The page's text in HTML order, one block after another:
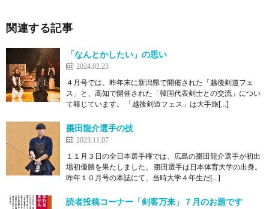
関連する記事
「なんとかしたい」の思い
2024.02.23
４月号では、昨年末に新潟県で開催された「越後剣道フェ
ス」と、高知で開催された「韓国代表剣士との交流」につい
て報じています。 「越後剣道フェス」は大手旅[…]
棗田龍介選手の技
2023.11.07
１１月３日の全日本選手権では、広島の棗田龍介選手が初出
場初優勝を果たしました。 棗田選手は日本体育大学の出身。
昨年１０月号の本誌にて、当時大学４年生だ[…]
読者投稿コーナー「剣客万来」７月のお題です